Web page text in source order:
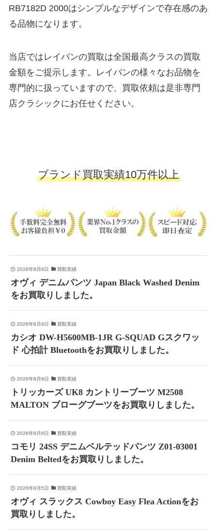
RB7182D 2000はシンプルなデザインで存在感のあ
る品物になります。
当店ではレイバンの買取は全国最高クラスの買取
金額をご提示します。レイバンの様々なお品物を
専門的に扱っていますので、買取依頼は是非専門
店クラシックにお任せください。
ブランド買取実績10万件以上
2026年8月6日 買取実績
オヴィ デニムパンツ Japan Black Washed Denim
をお買取りしました。
2026年8月6日 買取実績
カシオ DW-H5600MB-1JR G-SQUAD Gスクワッ
ド 心拍計 Bluetoothをお買取りしました。
2026年8月6日 買取実績
トリッカーズ UK8 カントリーブーツ M2508
MALTON ブローグブーツをお買取りしました。
2026年8月6日 買取実績
コモリ 24SS デニムベルテッドパンツ Z01-03001
Denim Beltedをお買取りしました。
2026年8月5日 買取実績
オヴィ スラックス Cowboy Easy Flea Actionをお
買取りしました。